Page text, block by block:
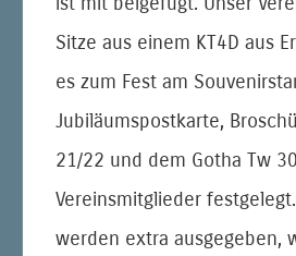
Sitze aus einem KT4D aus
es zum Fest am
Jubiläumspostkarte,
21/22 und dem Gotha Tw
Vereinsmitglieder
werden extra ausgegeben,